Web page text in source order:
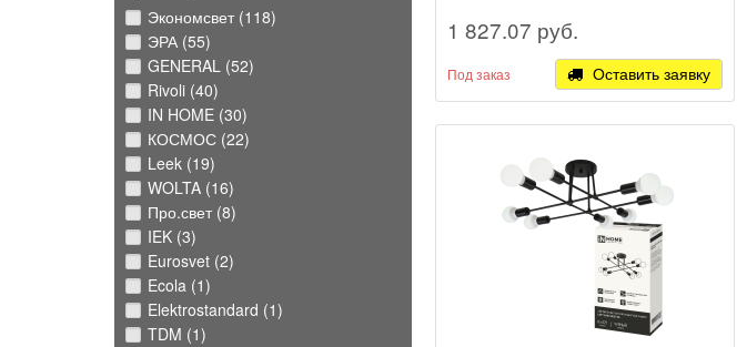
Экономсвет (118)
ЭРА (55)
GENERAL (52)
Rivoli (40)
IN HOME (30)
КОСМОС (22)
Leek (19)
WOLTA (16)
Про.свет (8)
IEK (3)
Eurosvet (2)
Ecola (1)
Elektrostandard (1)
TDM (1)
1 827.07 руб.
Под заказ Оставить заявку